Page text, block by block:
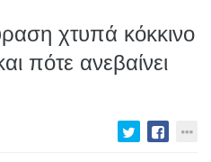
χτυπά κόκκινο
πότε ανεβαίνει